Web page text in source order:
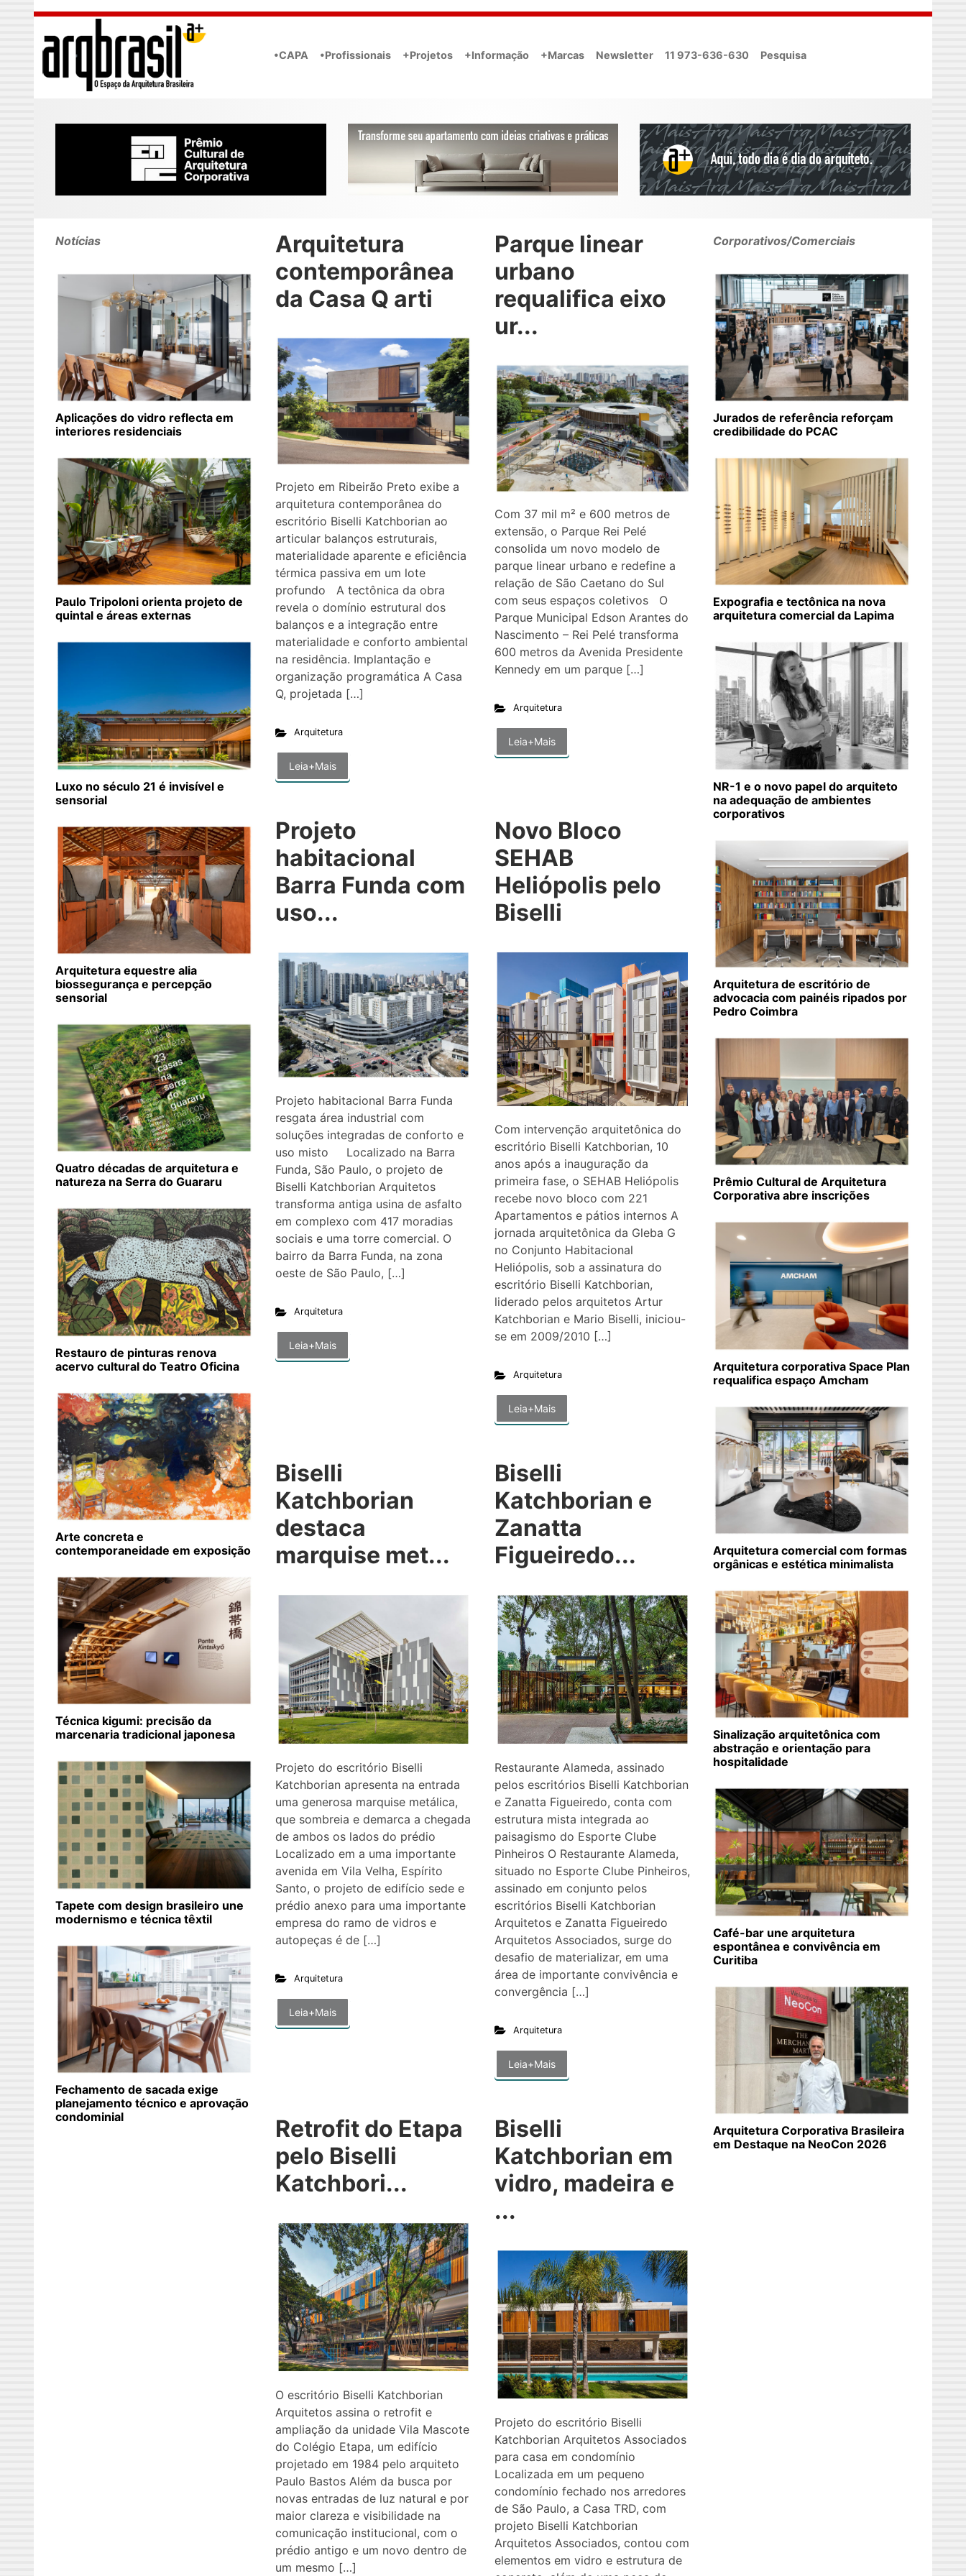
Skip to main content
•CAPA •Profissionais +Projetos +Informação +Marcas Newsletter 11 973-636-630 Pesquisa
Arquitetura
contemporânea
da Casa Q arti
Projeto em Ribeirão Preto exibe a
arquitetura contemporânea do
escritório Biselli Katchborian ao
articular balanços estruturais,
materialidade aparente e eficiência
térmica passiva em um lote
profundo A tectônica da obra
revela o domínio estrutural dos
balanços e a integração entre
materialidade e conforto ambiental
na residência. Implantação e
organização programática A Casa
Q, projetada […]
Arquitetura
Leia+Mais
Parque linear
urbano
requalifica eixo
ur...
Com 37 mil m² e 600 metros de
extensão, o Parque Rei Pelé
consolida um novo modelo de
parque linear urbano e redefine a
relação de São Caetano do Sul
com seus espaços coletivos O
Parque Municipal Edson Arantes do
Nascimento – Rei Pelé transforma
600 metros da Avenida Presidente
Kennedy em um parque […]
Arquitetura
Leia+Mais
Projeto
habitacional
Barra Funda com
uso...
Projeto habitacional Barra Funda
resgata área industrial com
soluções integradas de conforto e
uso misto Localizado na Barra
Funda, São Paulo, o projeto de
Biselli Katchborian Arquitetos
transforma antiga usina de asfalto
em complexo com 417 moradias
sociais e uma torre comercial. O
bairro da Barra Funda, na zona
oeste de São Paulo, […]
Arquitetura
Leia+Mais
Novo Bloco
SEHAB
Heliópolis pelo
Biselli
Com intervenção arquitetônica do
escritório Biselli Katchborian, 10
anos após a inauguração da
primeira fase, o SEHAB Heliópolis
recebe novo bloco com 221
Apartamentos e pátios internos A
jornada arquitetônica da Gleba G
no Conjunto Habitacional
Heliópolis, sob a assinatura do
escritório Biselli Katchborian,
liderado pelos arquitetos Artur
Katchborian e Mario Biselli, iniciou-
se em 2009/2010 […]
Arquitetura
Leia+Mais
Biselli
Katchborian
destaca
marquise met...
Projeto do escritório Biselli
Katchborian apresenta na entrada
uma generosa marquise metálica,
que sombreia e demarca a chegada
de ambos os lados do prédio
Localizado em a uma importante
avenida em Vila Velha, Espírito
Santo, o projeto de edifício sede e
prédio anexo para uma importante
empresa do ramo de vidros e
autopeças é de […]
Arquitetura
Leia+Mais
Biselli
Katchborian e
Zanatta
Figueiredo...
Restaurante Alameda, assinado
pelos escritórios Biselli Katchborian
e Zanatta Figueiredo, conta com
estrutura mista integrada ao
paisagismo do Esporte Clube
Pinheiros O Restaurante Alameda,
situado no Esporte Clube Pinheiros,
assinado em conjunto pelos
escritórios Biselli Katchborian
Arquitetos e Zanatta Figueiredo
Arquitetos Associados, surge do
desafio de materializar, em uma
área de importante convivência e
convergência […]
Arquitetura
Leia+Mais
Retrofit do Etapa
pelo Biselli
Katchbori...
O escritório Biselli Katchborian
Arquitetos assina o retrofit e
ampliação da unidade Vila Mascote
do Colégio Etapa, um edifício
projetado em 1984 pelo arquiteto
Paulo Bastos Além da busca por
novas entradas de luz natural e por
maior clareza e visibilidade na
comunicação institucional, com o
prédio antigo e um novo dentro de
um mesmo […]
Biselli
Katchborian em
vidro, madeira e
...
Projeto do escritório Biselli
Katchborian Arquitetos Associados
para casa em condomínio
Localizada em um pequeno
condomínio fechado nos arredores
de São Paulo, a Casa TRD, com
projeto Biselli Katchborian
Arquitetos Associados, contou com
elementos em vidro e estrutura de
Notícias
Aplicações do vidro reflecta em
interiores residenciais
Paulo Tripoloni orienta projeto de
quintal e áreas externas
Luxo no século 21 é invisível e
sensorial
Arquitetura equestre alia
biossegurança e percepção
sensorial
Quatro décadas de arquitetura e
natureza na Serra do Guararu
Restauro de pinturas renova
acervo cultural do Teatro Oficina
Arte concreta e
contemporaneidade em exposição
Técnica kigumi: precisão da
marcenaria tradicional japonesa
Tapete com design brasileiro une
modernismo e técnica têxtil
Fechamento de sacada exige
planejamento técnico e aprovação
condominial
Corporativos/Comerciais
Jurados de referência reforçam
credibilidade do PCAC
Expografia e tectônica na nova
arquitetura comercial da Lapima
NR-1 e o novo papel do arquiteto
na adequação de ambientes
corporativos
Arquitetura de escritório de
advocacia com painéis ripados por
Pedro Coimbra
Prêmio Cultural de Arquitetura
Corporativa abre inscrições
Arquitetura corporativa Space Plan
requalifica espaço Amcham
Arquitetura comercial com formas
orgânicas e estética minimalista
Sinalização arquitetônica com
abstração e orientação para
hospitalidade
Café-bar une arquitetura
espontânea e convivência em
Curitiba
Arquitetura Corporativa Brasileira
em Destaque na NeoCon 2026